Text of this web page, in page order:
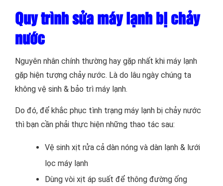
Quy trình sửa máy lạnh bị chảy
nước
Nguyên nhân chính thường hay gặp nhất khi máy lạnh
gặp hiện tượng chảy nước. Là do lâu ngày chúng ta
không vệ sinh & bảo trì máy lạnh.
Do đó, để khắc phục tình trạng máy lạnh bị chảy nước
thì bạn cần phải thực hiện những thao tác sau:
Vệ sinh xịt rửa cả dàn nóng và dàn lạnh & lưới
lọc máy lạnh
Dùng vòi xịt áp suất để thông đường ống